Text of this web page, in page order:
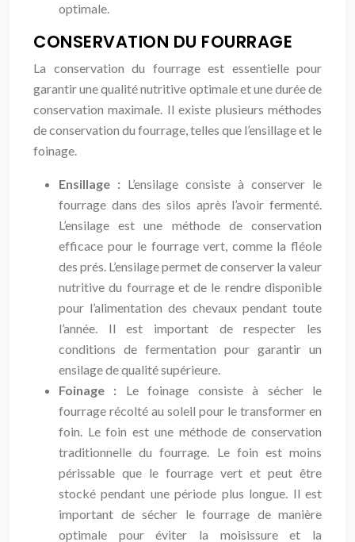
optimale.
CONSERVATION DU FOURRAGE
La conservation du fourrage est essentielle pour
garantir une qualité nutritive optimale et une durée de
conservation maximale. Il existe plusieurs méthodes
de conservation du fourrage, telles que l’ensillage et le
foinage.
Ensillage : L’ensilage consiste à conserver le
fourrage dans des silos après l’avoir fermenté.
L’ensilage est une méthode de conservation
efficace pour le fourrage vert, comme la fléole
des prés. L’ensilage permet de conserver la valeur
nutritive du fourrage et de le rendre disponible
pour l’alimentation des chevaux pendant toute
l’année. Il est important de respecter les
conditions de fermentation pour garantir un
ensilage de qualité supérieure.
Foinage : Le foinage consiste à sécher le
fourrage récolté au soleil pour le transformer en
foin. Le foin est une méthode de conservation
traditionnelle du fourrage. Le foin est moins
périssable que le fourrage vert et peut être
stocké pendant une période plus longue. Il est
important de sécher le fourrage de manière
optimale pour éviter la moisissure et la